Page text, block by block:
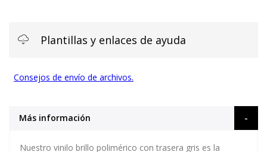
Plantillas y enlaces de ayuda
Consejos de envío de archivos.
Más información
Nuestro vinilo brillo polimérico con trasera gris es la